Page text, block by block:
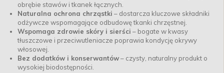
obrębie stawów i tkanek łącznych.
Naturalna ochrona chrząstki – dostarcza kluczowe składniki
odżywcze wspomagające odbudowę tkanki chrzęstnej.
Wspomaga zdrowie skóry i sierści – bogate w kwasy
tłuszczowe i przeciwutleniacze poprawia kondycję okrywy
włosowej.
Bez dodatków i konserwantów– czysty, naturalny produkt o
wysokiej biodostępności.